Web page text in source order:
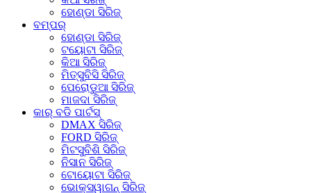
ହୋଣ୍ଡା ସିରିଜ୍
ବମ୍ପର୍
ହୋଣ୍ଡା ସିରିଜ୍
ଟୟୋଟା ସିରିଜ୍
କିଆ ସିରିଜ୍
ମିତ୍ସୁବିସି ସିରିଜ୍
ପେରୋଡୁଆ ସିରିଜ୍
ମାଜଦା ସିରିଜ୍
କାର୍ ବଡି ପାର୍ଟସ୍
DMAX ସିରିଜ୍
FORD ସିରିଜ୍
ମିଟସୁବିଶି ସିରିଜ୍
ନିସାନ ସିରିଜ୍
ଟୋୟୋଟା ସିରିଜ୍
ଭୋକ୍ସୱାଗନ୍ ସିରିଜ୍